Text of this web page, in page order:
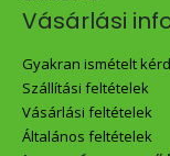
Vásárlási
Gyakran ismételt
Szállítási feltételek
Vásárlási feltételek
Általános feltételek